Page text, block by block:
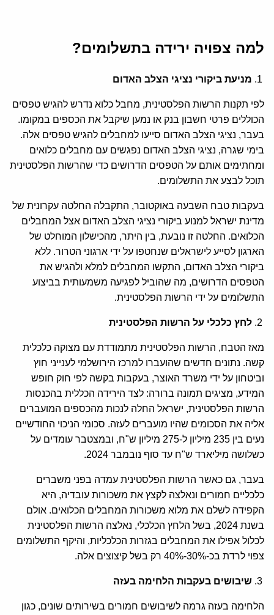
למה צפויה ירידה בתשלומים?
מניעת ביקורי נציגי הצלב האדום
לפי תקנות הרשות הפלסטינית, מחבל כלוא נדרש להגיש טפסים
הכוללים פרטי חשבון בנק או נמען שיקבל את הכספים במקומו.
בעבר, נציגי הצלב האדום סייעו למחבלים להגיש טפסים אלה.
בימי שגרה, נציגי הצלב האדום נפגשים עם מחבלים כלואים
ומחתימים אותם על הטפסים הדרושים כדי שהרשות הפלסטינית
תוכל לבצע את התשלומים.
בעקבות טבח השבעה באוקטובר, התקבלה החלטה עקרונית של
מדינת ישראל למנוע ביקורי נציגי הצלב האדום אצל המחבלים
הכלואים. החלטה זו נובעת, בין היתר, מהכישלון המוחלט של
הארגון לסייע לישראלים שנחטפו על ידי ארגוני הטרור. ללא
ביקורי הצלב האדום, התקשו המחבלים למלא ולהגיש את
הטפסים הדרושים, מה שהוביל לפגיעה משמעותית בביצוע
התשלומים על ידי הרשות הפלסטינית.
לחץ כלכלי על הרשות הפלסטינית
מאז הטבח, הרשות הפלסטינית מתמודדת עם מצוקה כלכלית
קשה. נתונים חדשים שהועברו למרכז הירושלמי לענייני חוץ
וביטחון על ידי משרד האוצר, בעקבות בקשה לפי חוק חופש
המידע, מציגים תמונה ברורה: לצד הירידה הכללית בהכנסות
הרשות הפלסטינית, ישראל החלה לנכות מהכספים המועברים
אליה את הסכומים שהיו מועברים לעזה. סכומי הניכוי החודשיים
נעים בין 235 מיליון ל-275 מיליון ש"ח, ובמצטבר עומדים על
כשלושה מיליארד ש"ח עד סוף נובמבר 2024.
בעבר, גם כאשר הרשות הפלסטינית עמדה בפני משברים
כלכליים חמורים ונאלצה לקצץ את משכורות עובדיה, היא
הקפידה לשלם את מלוא משכורות המחבלים הכלואים. אולם
בשנת 2024, בשל הלחץ הכלכלי, נאלצה הרשות הפלסטינית
לכלול אפילו את המחבלים בגזרות הכלכליות, והיקף התשלומים
צפוי לרדת בכ-30%-40% רק בשל קיצוצים אלה.
שיבושים בעקבות הלחימה בעזה
הלחימה בעזה גרמה לשיבושים חמורים בשירותים שונים, כגון